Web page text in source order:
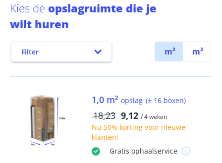
Kies de opslagruimte die je
wilt huren
Filter m² m³
1,0 m² opslag (± 16 boxen)
18,23 9,12 / 4 weken
Nu 50% kortingvoor nieuwe
klanten!
Gratis ophaalservice